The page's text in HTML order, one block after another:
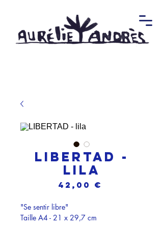
LIBERTAD -
lila
42,00 €
"Se sentir libre"
Taille A4 - 21 x 29,7 cm